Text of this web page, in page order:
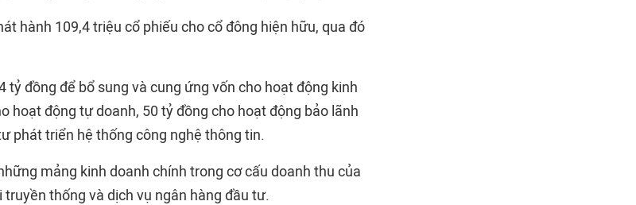
hành 109,4 triệu cổ phiếu cho cổ đông hiện hữu, qua đó
tỷ đồng để bổ sung và cung ứng vốn cho hoạt động kinh
hoạt động tự doanh, 50 tỷ đồng cho hoạt động bảo lãnh
phát triển hệ thống công nghệ thông tin.
mảng kinh doanh chính trong cơ cấu doanh thu của
thống và dịch vụ ngân hàng đầu tư.